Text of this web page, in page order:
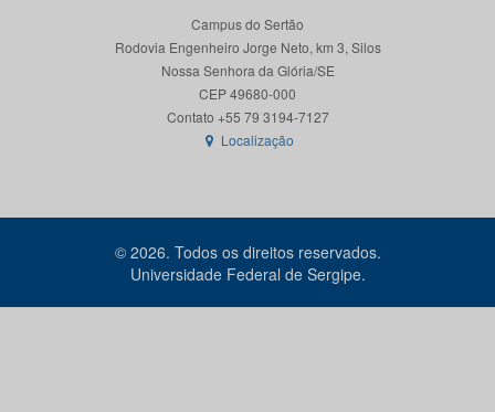
Campus do Sertão
Rodovia Engenheiro Jorge Neto, km 3, Silos
Nossa Senhora da Glória/SE
CEP 49680-000
Contato +55 79 3194-7127
Localização
© 2026. Todos os direitos reservados.
Universidade Federal de Sergipe.